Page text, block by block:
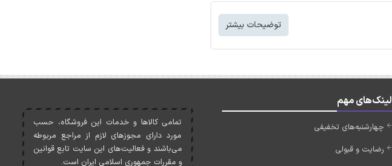
توضیحات بیشتر
لینک‌های مهم
چهارشنبه‌های تخفیفی
رضایت و قبولی
تمامی کالاها و خدمات اين فروشگاه، حسب
مورد دارای مجوزهای لازم از مراجع مربوطه
می‌باشند و فعاليت‌های اين سايت تابع قوانين
و مقررات جمهوری اسلامی ايران است.